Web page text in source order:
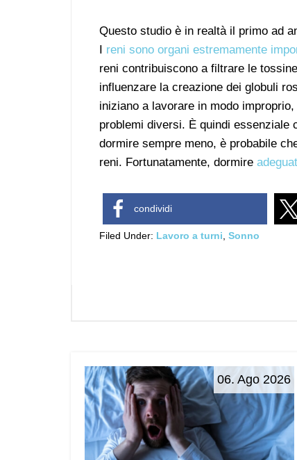
Questo studio è in realtà il primo ad
I reni sono organi estremamente
reni contribuiscono a filtrare le
influenzare la creazione dei globuli
iniziano a lavorare in modo
problemi diversi. È quindi essenziale
dormire sempre meno, è probabile
reni. Fortunatamente, dormire
condividi
Filed Under: Lavoro a turni Sonno
06. Ago 2026